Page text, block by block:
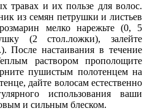
травах и их пользе для волос.
из семян петрушки и листьев
мелко нарежьте (0, 5
(2 стол.ложки), залейте
После настаивания в течение
раствором прополощите
пушистым полотенцем на
дайте волосам естественно
использования ваши
и сильным блеском.